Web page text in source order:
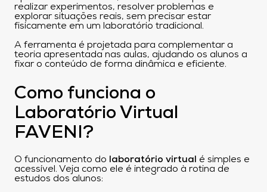
realizar experimentos, resolver problemas e
explorar situações reais, sem precisar estar
fisicamente em um laboratório tradicional.
A ferramenta é projetada para complementar a
teoria apresentada nas aulas, ajudando os alunos a
fixar o conteúdo de forma dinâmica e eficiente.
Como funciona o
Laboratório Virtual
FAVENI?
O funcionamento do laboratório virtual
é simples e
acessível. Veja como ele é integrado à rotina de
estudos dos alunos: